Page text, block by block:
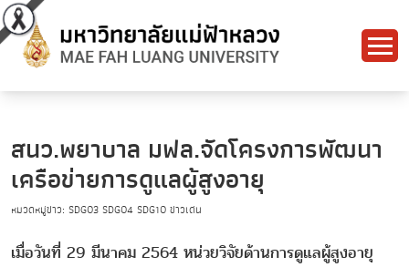
สนว.พยาบาล มฟล.จัดโครงการพัฒนา
เครือข่ายการดูแลผู้สูงอายุ
หมวดหมู่ข่าว: SDG03 SDG04 SDG10 ข่าวเด่น
เมื่อวันที่ 29 มีนาคม 2564 หน่วยวิจัยด้านการดูแลผู้สูงอายุ